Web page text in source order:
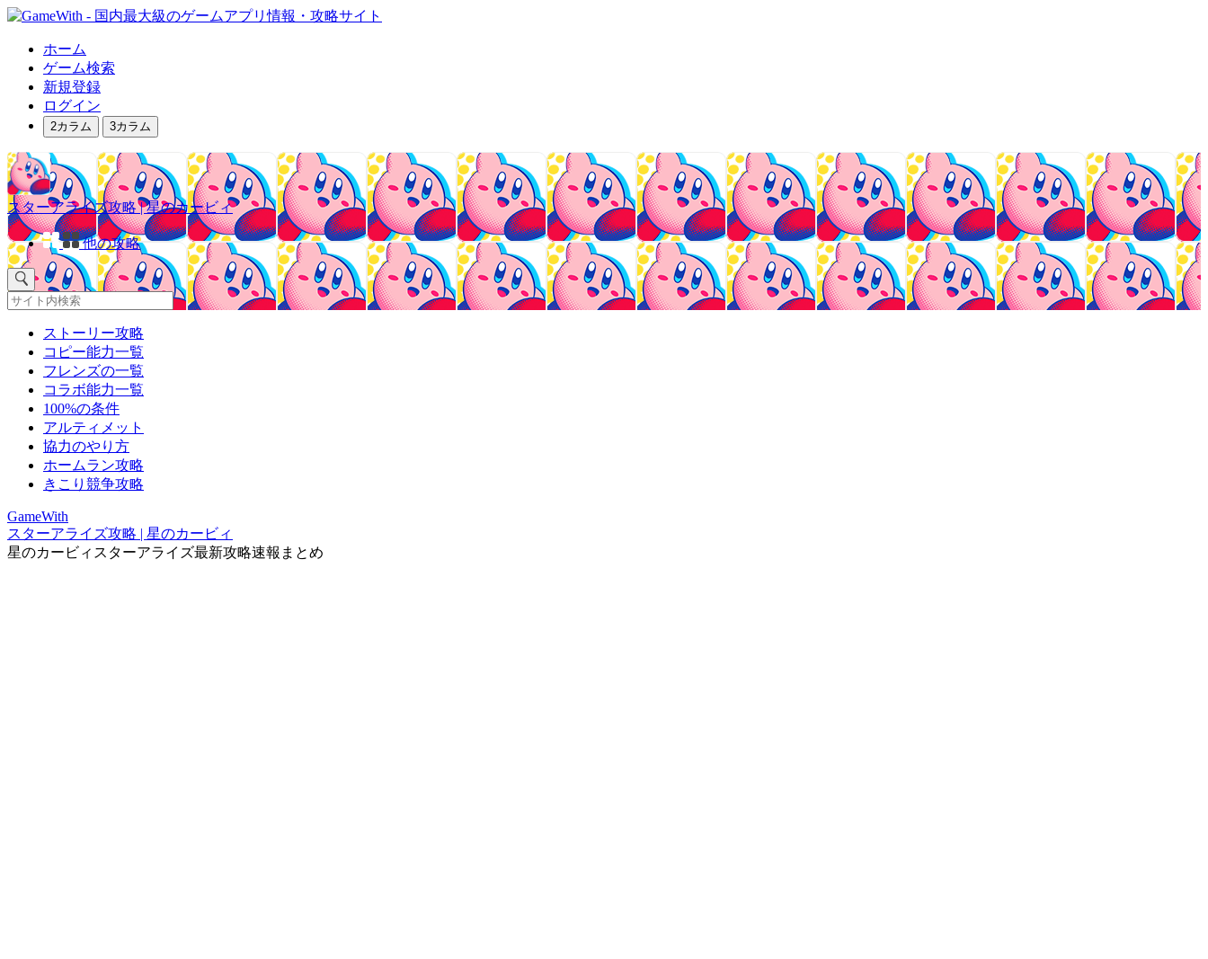
ホーム
ゲーム検索
新規登録
ログイン
2カラム 3カラム
スターアライズ攻略 | 星のカービィ
他の攻略
ストーリー攻略
コピー能力一覧
フレンズの一覧
コラボ能力一覧
100%の条件
アルティメット
協力のやり方
ホームラン攻略
きこり競争攻略
GameWith
スターアライズ攻略 | 星のカービィ
星のカービィスターアライズ最新攻略速報まとめ